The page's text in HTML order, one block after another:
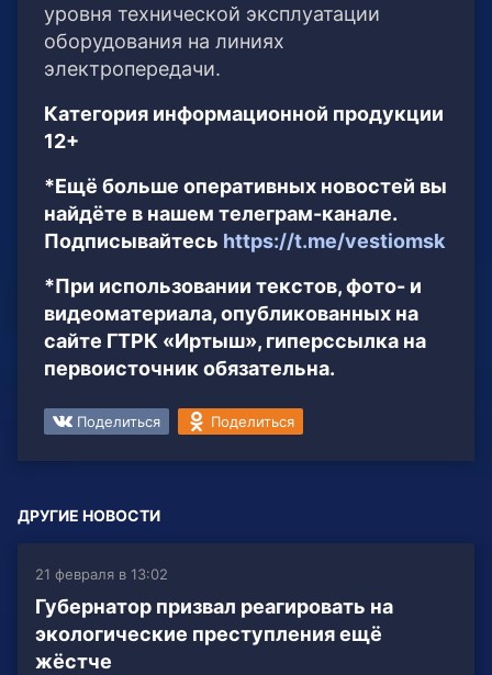
уровня технической эксплуатации
оборудования на линиях
электропередачи.
Категория информационной продукции
12+
*Ещё больше оперативных новостей вы
найдёте в нашем телеграм-канале.
Подписывайтесь https://t.me/vestiomsk
*При использовании текстов, фото- и
видеоматериала, опубликованных на
сайте ГТРК «Иртыш», гиперссылка на
первоисточник обязательна.
Поделиться Поделиться
ДРУГИЕ НОВОСТИ
21 февраля в 13:02
Губернатор призвал реагировать на
экологические преступления ещё
жёстче